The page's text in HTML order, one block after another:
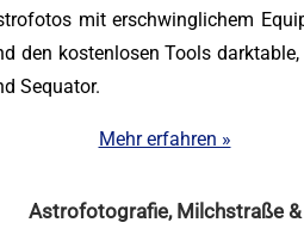
mit erschwinglichem
den kostenlosen Tools darktable,
Sequator.
Mehr erfahren »
Astrofotografie, Milchstraße &